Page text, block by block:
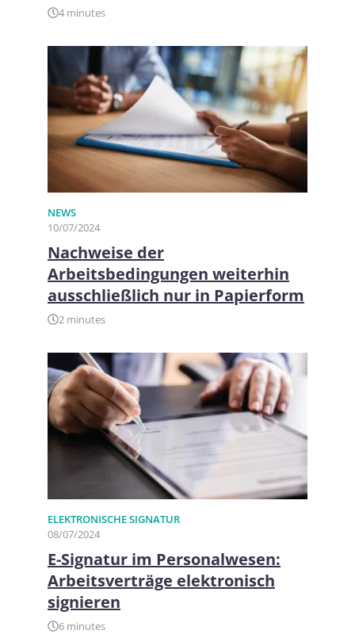
4 minutes
NEWS
10/07/2024
Nachweise der
Arbeitsbedingungen weiterhin
ausschließlich nur in Papierform
2 minutes
ELEKTRONISCHE SIGNATUR
08/07/2024
E-Signatur im Personalwesen:
Arbeitsverträge elektronisch
signieren
6 minutes